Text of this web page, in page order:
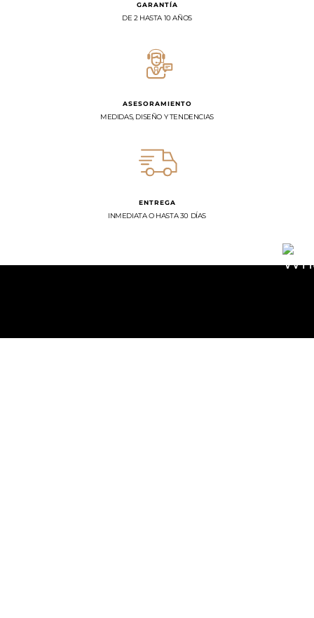
GARANTÍA
DE 2 HASTA 10 AÑOS
ASESORAMIENTO
MEDIDAS, DISEÑO Y TENDENCIAS
ENTREGA
INMEDIATA O HASTA 30 DÍAS